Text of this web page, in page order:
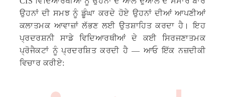
ਉਹਨਾਂ ਦੀ ਸਮਝ ਨੂੰ ਡੂੰਘਾ ਕਰਦੇ ਹੋਏ ਉਹਨਾਂ ਦੀਆਂ ਆਪਣੀਆਂ
ਕਲਾਤਮਕ ਆਵਾਜ਼ਾਂ ਲੱਭਣ ਲਈ ਉਤਸ਼ਾਹਿਤ ਕਰਦਾ ਹੈ। ਇਹ
ਪ੍ਰਦਰਸ਼ਨੀ ਸਾਡੇ ਵਿਦਿਆਰਥੀਆਂ ਦੇ ਕਈ ਸਿਰਜਣਾਤਮਕ
ਪ੍ਰੋਜੈਕਟਾਂ ਨੂੰ ਪ੍ਰਦਰਸ਼ਿਤ ਕਰਦੀ ਹੈ — ਆਓ ਇੱਕ ਨਜ਼ਦੀਕੀ
ਵਿਚਾਰ ਕਰੀਏ: